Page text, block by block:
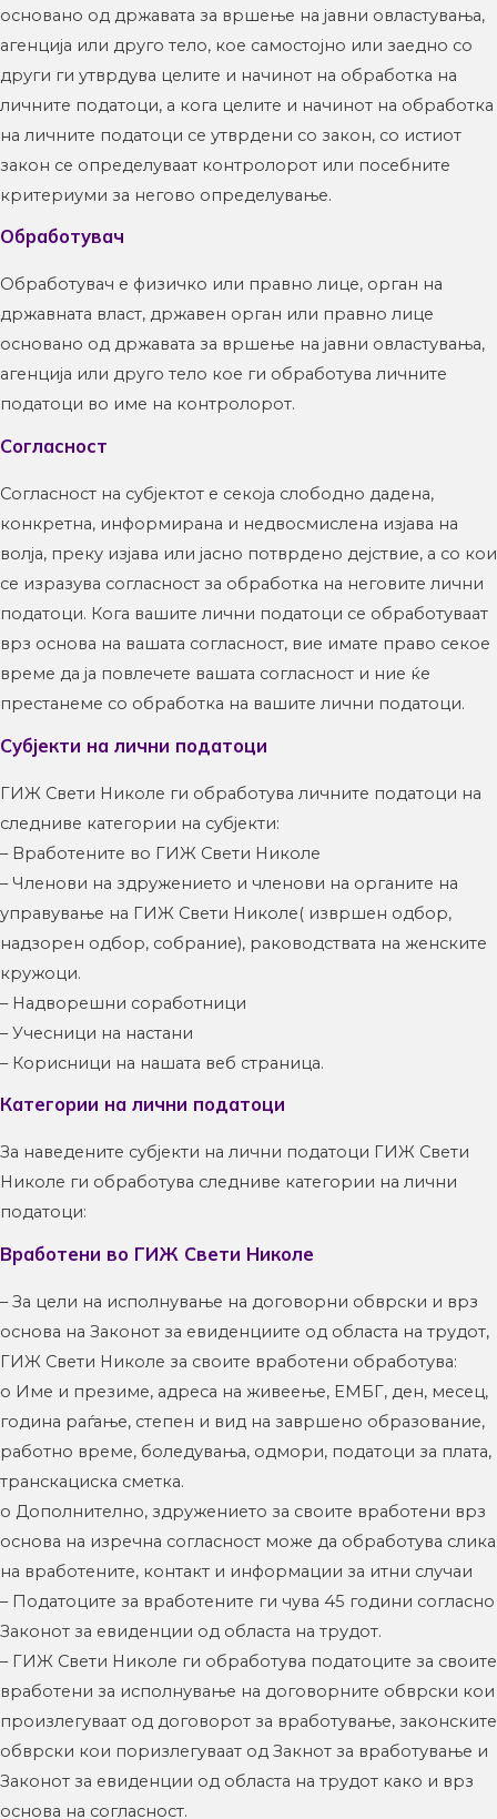
основано од државата за вршење на јавни овластувања,
агенција или друго тело, кое самостојно или заедно со
други ги утврдува целите и начинот на обработка на
личните податоци, а кога целите и начинот на обработка
на личните податоци се утврдени со закон, со истиот
закон се определуваат контролорот или посебните
критериуми за негово определување.
Обработувач
Обработувач е физичко или правно лице, орган на
државната власт, државен орган или правно лице
основано од државата за вршење на јавни овластувања,
агенција или друго тело кое ги обработува личните
податоци во име на контролорот.
Согласност
Согласност на субјектот е секоја слободно дадена,
конкретна, информирана и недвосмислена изјава на
волја, преку изјава или јасно потврдено дејствие, а со кои
се изразува согласност за обработка на неговите лични
податоци. Кога вашите лични податоци се обработуваат
врз основа на вашата согласност, вие имате право секое
време да ја повлечете вашата согласност и ние ќе
престанеме со обработка на вашите лични податоци.
Субјекти на лични податоци
ГИЖ Свети Николе ги обработува личните податоци на
следниве категории на субјекти:
– Вработените во ГИЖ Свети Николе
– Членови на здружението и членови на органите на
управување на ГИЖ Свети Николе( извршен одбор,
надзорен одбор, собрание), раководствата на женските
кружоци.
– Надворешни соработници
– Учесници на настани
– Корисници на нашата веб страница.
Категории на лични податоци
За наведените субјекти на лични податоци ГИЖ Свети
Николе ги обработува следниве категории на лични
податоци:
Вработени во ГИЖ Свети Николе
– За цели на исполнување на договорни обврски и врз
основа на Законот за евиденциите од областа на трудот,
ГИЖ Свети Николе за своите вработени обработува:
o Име и презиме, адреса на живеење, ЕМБГ, ден, месец,
година раѓање, степен и вид на завршено образование,
работно време, боледувања, одмори, податоци за плата,
транскациска сметка.
o Дополнително, здружението за своите вработени врз
основа на изречна согласност може да обработува слика
на вработените, контакт и информации за итни случаи
– Податоците за вработените ги чува 45 години согласно
Законот за евиденции од областа на трудот.
– ГИЖ Свети Николе ги обработува податоците за своите
вработени за исполнување на договорните обврски кои
произлегуваат од договорот за вработување, законските
обврски кои поризлегуваат од Закнот за вработување и
Законот за евиденции од областа на трудот како и врз
основа на согласност.